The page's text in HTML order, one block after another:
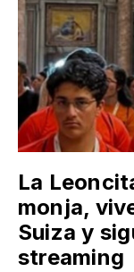
La
monja,
Suiza y
streaming